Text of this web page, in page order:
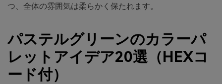
つ、全体の雰囲気は柔らかく保たれます。
パステルグリーンのカラーパ
レットアイデア20選（HEXコ
ード付）